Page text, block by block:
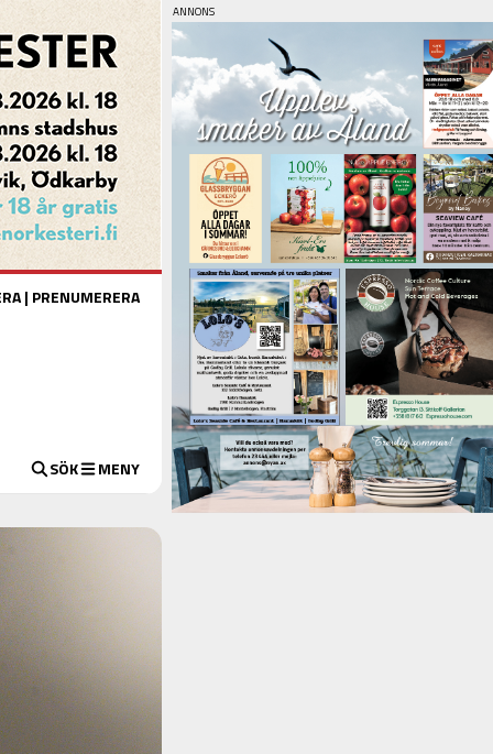
| PRENUMERERA
SÖK MENY